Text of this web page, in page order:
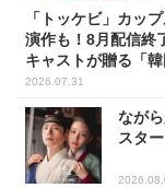
「トッケビ」カッ
演作も！8月配信終
キャストが贈る「韓
マ」5選
2026.07.31
なが
スタ